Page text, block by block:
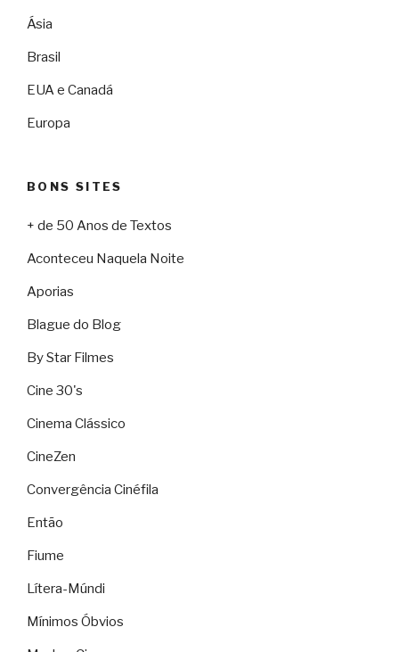
Ásia
Brasil
EUA e Canadá
Europa
BONS SITES
+ de 50 Anos de Textos
Aconteceu Naquela Noite
Aporias
Blague do Blog
By Star Filmes
Cine 30's
Cinema Clássico
CineZen
Convergência Cinéfila
Então
Fiume
Lítera-Múndi
Mínimos Óbvios